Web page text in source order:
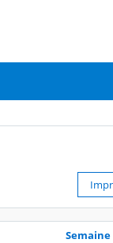
Semaine